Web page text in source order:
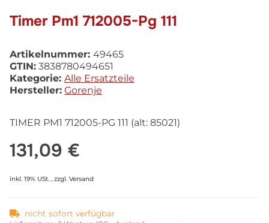
Timer Pm1 712005-Pg 111
Artikelnummer: 49465
GTIN: 3838780494651
Kategorie: Alle Ersatzteile
Hersteller: Gorenje
TIMER PM1 712005-PG 111 (alt: 85021)
131,09 €
inkl. 19% USt. , zzgl. Versand
nicht sofort verfügbar